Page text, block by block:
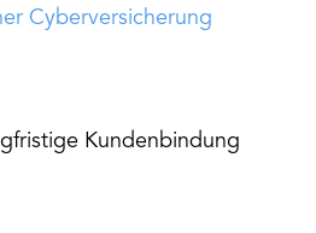
Cyberversicherung
Kundenbindung